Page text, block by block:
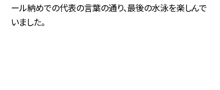
ール納めでの代表の言葉の通り、最後の水泳を楽しんで
いました。